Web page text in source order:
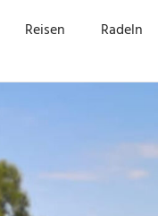
Reisen Radeln